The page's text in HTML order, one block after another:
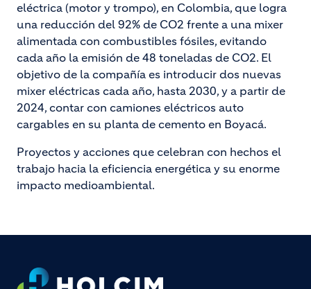
eléctrica (motor y trompo), en Colombia, que logra
una reducción del 92% de CO2 frente a una mixer
alimentada con combustibles fósiles, evitando
cada año la emisión de 48 toneladas de CO2. El
objetivo de la compañía es introducir dos nuevas
mixer eléctricas cada año, hasta 2030, y a partir de
2024, contar con camiones eléctricos auto
cargables en su planta de cemento en Boyacá.
Proyectos y acciones que celebran con hechos el
trabajo hacia la eficiencia energética y su enorme
impacto medioambiental.
Footer